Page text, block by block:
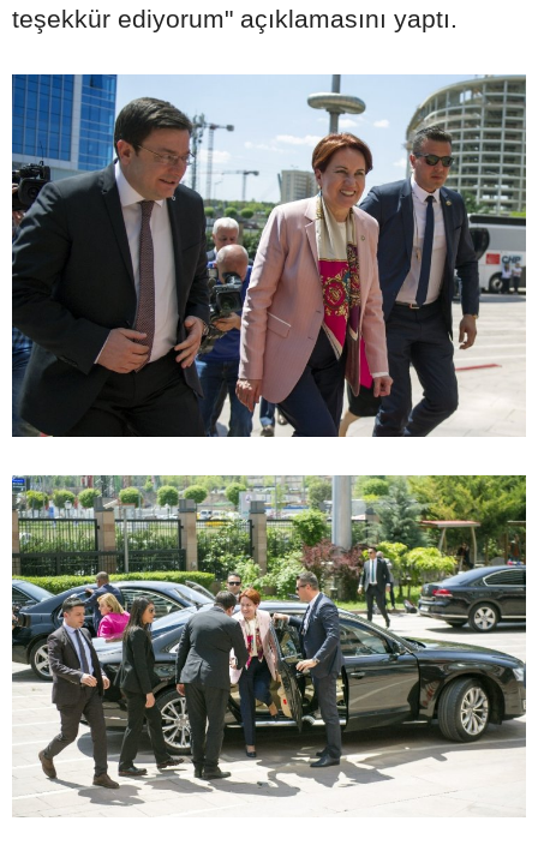
teşekkür ediyorum" açıklamasını yaptı.